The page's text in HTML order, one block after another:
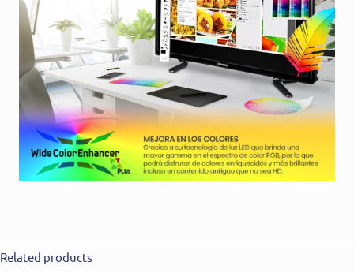
Related products